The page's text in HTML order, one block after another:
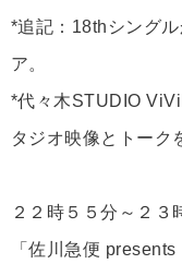
*追記：18thシング
ア。
*代々木STUDIO
タジオ映像とトーク
２２時５５分～２３
「佐川急便